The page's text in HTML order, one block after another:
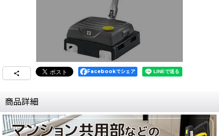
Facebookでシェア
商品詳細